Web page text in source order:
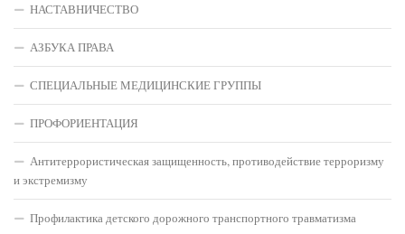
НАСТАВНИЧЕСТВО
АЗБУКА ПРАВА
СПЕЦИАЛЬНЫЕ МЕДИЦИНСКИЕ ГРУППЫ
ПРОФОРИЕНТАЦИЯ
Антитеррористическая защищенность, противодействие терроризму
и экстремизму
Профилактика детского дорожного транспортного травматизма